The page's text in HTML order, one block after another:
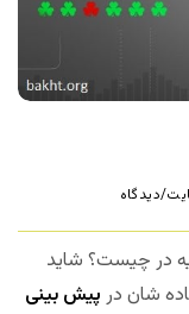
دیدگاه
در چیست؟ شاید
شان در پیش بینی